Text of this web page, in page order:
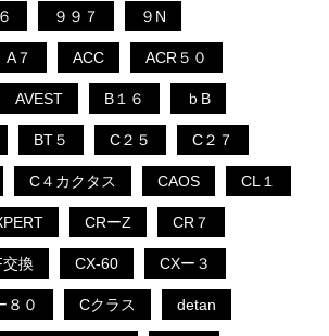
９９７ ９N
A７ ACC ACR５０
AVEST B１６ ｂB
BT５ C２５ C２７
C４カクタス CAOS CL１
CRーZ CR７
換 CX-60 CXー３
８０ Cクラス detan